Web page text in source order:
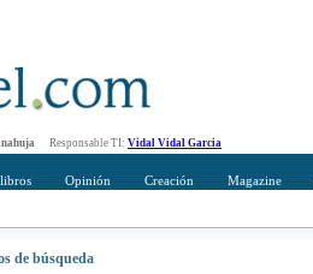
Responsable TI: Vidal Vidal Garcia
libros Opinión Creación Magazine
de búsqueda